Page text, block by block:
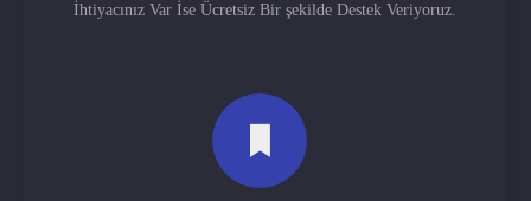
İhtiyacınız Var İse Ücretsiz Bir şekilde Destek Veriyoruz.